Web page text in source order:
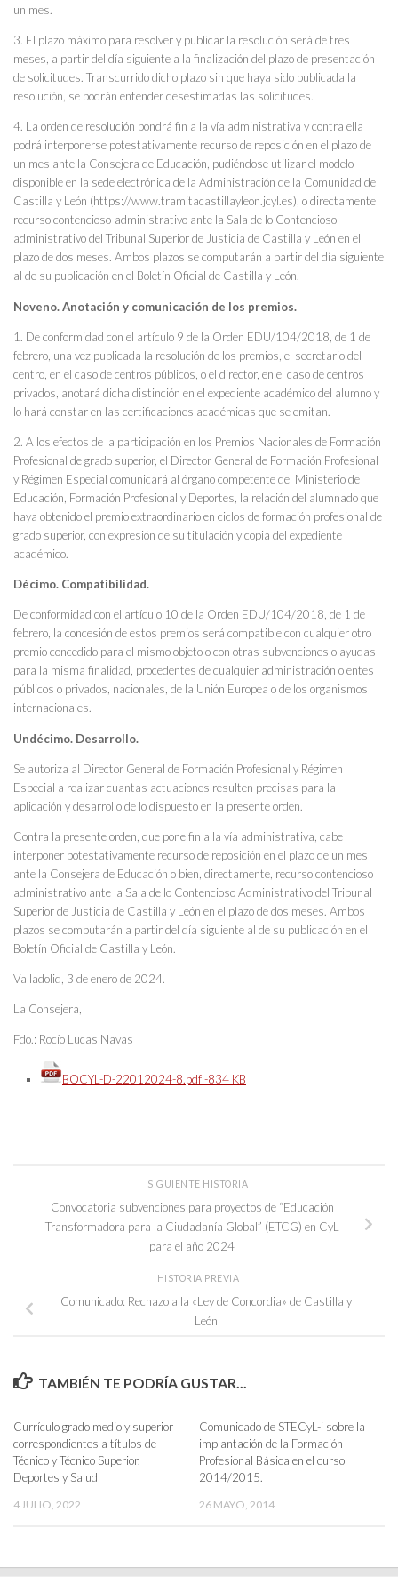
un mes.
3. El plazo máximo para resolver y publicar la resolución será de tres
meses, a partir del día siguiente a la finalización del plazo de presentación
de solicitudes. Transcurrido dicho plazo sin que haya sido publicada la
resolución, se podrán entender desestimadas las solicitudes.
4. La orden de resolución pondrá fin a la vía administrativa y contra ella
podrá interponerse potestativamente recurso de reposición en el plazo de
un mes ante la Consejera de Educación, pudiéndose utilizar el modelo
disponible en la sede electrónica de la Administración de la Comunidad de
Castilla y León (https://www.tramitacastillayleon.jcyl.es), o directamente
recurso contencioso-administrativo ante la Sala de lo Contencioso-
administrativo del Tribunal Superior de Justicia de Castilla y León en el
plazo de dos meses. Ambos plazos se computarán a partir del día siguiente
al de su publicación en el Boletín Oficial de Castilla y León.
Noveno. Anotación y comunicación de los premios.
1. De conformidad con el artículo 9 de la Orden EDU/104/2018, de 1 de
febrero, una vez publicada la resolución de los premios, el secretario del
centro, en el caso de centros públicos, o el director, en el caso de centros
privados, anotará dicha distinción en el expediente académico del alumno y
lo hará constar en las certificaciones académicas que se emitan.
2. A los efectos de la participación en los Premios Nacionales de Formación
Profesional de grado superior, el Director General de Formación Profesional
y Régimen Especial comunicará al órgano competente del Ministerio de
Educación, Formación Profesional y Deportes, la relación del alumnado que
haya obtenido el premio extraordinario en ciclos de formación profesional de
grado superior, con expresión de su titulación y copia del expediente
académico.
Décimo. Compatibilidad.
De conformidad con el artículo 10 de la Orden EDU/104/2018, de 1 de
febrero, la concesión de estos premios será compatible con cualquier otro
premio concedido para el mismo objeto o con otras subvenciones o ayudas
para la misma finalidad, procedentes de cualquier administración o entes
públicos o privados, nacionales, de la Unión Europea o de los organismos
internacionales.
Undécimo. Desarrollo.
Se autoriza al Director General de Formación Profesional y Régimen
Especial a realizar cuantas actuaciones resulten precisas para la
aplicación y desarrollo de lo dispuesto en la presente orden.
Contra la presente orden, que pone fin a la vía administrativa, cabe
interponer potestativamente recurso de reposición en el plazo de un mes
ante la Consejera de Educación o bien, directamente, recurso contencioso
administrativo ante la Sala de lo Contencioso Administrativo del Tribunal
Superior de Justicia de Castilla y León en el plazo de dos meses. Ambos
plazos se computarán a partir del día siguiente al de su publicación en el
Boletín Oficial de Castilla y León.
Valladolid, 3 de enero de 2024.
La Consejera,
Fdo.: Rocío Lucas Navas
BOCYL-D-22012024-8.pdf -834 KB
SIGUIENTE HISTORIA
Convocatoria subvenciones para proyectos de “Educación
Transformadora para la Ciudadanía Global” (ETCG) en CyL
para el año 2024
HISTORIA PREVIA
Comunicado: Rechazo a la «Ley de Concordia» de Castilla y
León
TAMBIÉN TE PODRÍA GUSTAR...
Currículo grado medio y superior
correspondientes a títulos de
Técnico y Técnico Superior.
Deportes y Salud
4 JULIO, 2022
Comunicado de STECyL-i sobre la
implantación de la Formación
Profesional Básica en el curso
2014/2015.
26 MAYO, 2014